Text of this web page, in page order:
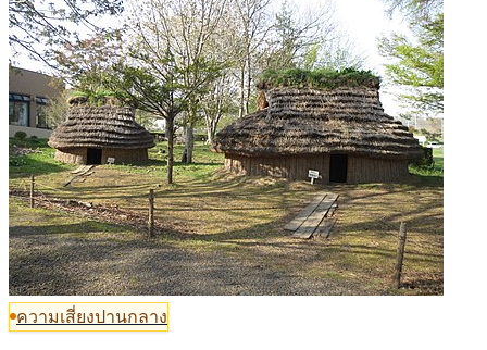
ความเสี่ยงปานกลาง